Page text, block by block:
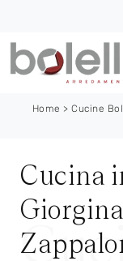
Home >Cucine
Cucina